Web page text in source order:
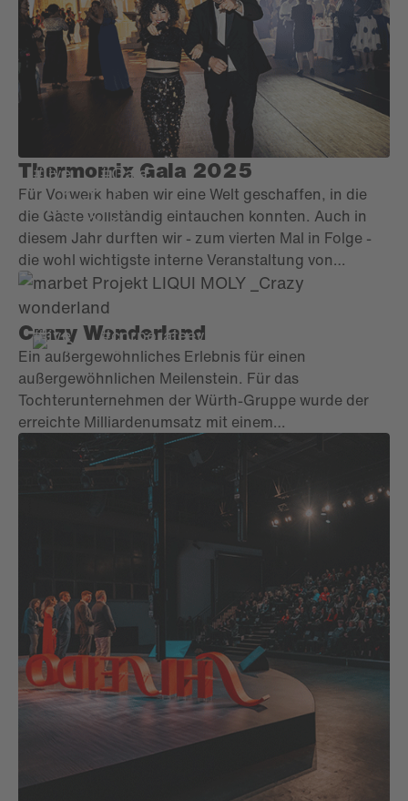
#live #Gala
Thermomix Gala 2025
Für Vorwerk haben wir eine Welt geschaffen, in die
die Gäste vollständig eintauchen konnten. Auch in
diesem Jahr durften wir - zum vierten Mal in Folge -
die wohl wichtigste interne Veranstaltung von
Vorwerk Deutschland mitgestalten. Gemeinsam mit
dem Kunden ist ein Erlebnis entstanden, das in
Erinnerung bleibt - zwei Abendveranstaltungen im
Orient-Stil, jeweils mit feierlicher Award-Verleihung,
inszeniert im Estrel Berlin, dem größten Hotel
Deutschlands.
#live #corporateevent
Crazy Wonderland
Ein außergewöhnliches Erlebnis für einen
außergewöhnlichen Meilenstein. Für das
Tochterunternehmen der Würth-Gruppe wurde der
erreichte Milliardenumsatz mit einem
außergewöhnlichen Event gefeiert – dem Crazy
Wonderland. Highlights wie ein versteckter Club, ein
Karaoke-Partyzug, eine kreative Erlebniswelt und
über 1.000 begeisterte Gäste machten das Jubiläum
zu einem echten Erlebnis.